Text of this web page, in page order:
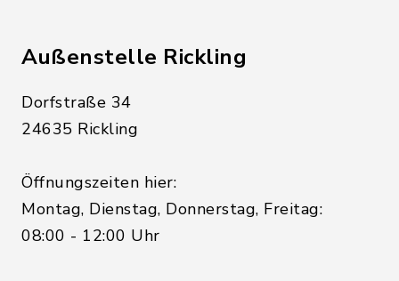
Außenstelle Rickling
Dorfstraße 34
24635 Rickling
Öffnungszeiten hier:
Montag, Dienstag, Donnerstag, Freitag:
08:00 - 12:00 Uhr